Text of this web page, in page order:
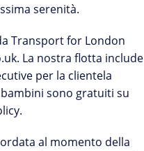
serenità.
Transport for London
La nostra flotta include
per la clientela
sono gratuiti su
al momento della